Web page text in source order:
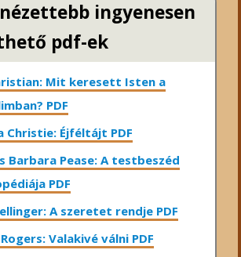
ingyenesen
pdf-ek
Mit keresett Isten a
PDF
Christie: Éjféltájt PDF
Barbara Pease: A testbeszéd
PDF
A ​szeretet rendje PDF
Valakivé válni PDF